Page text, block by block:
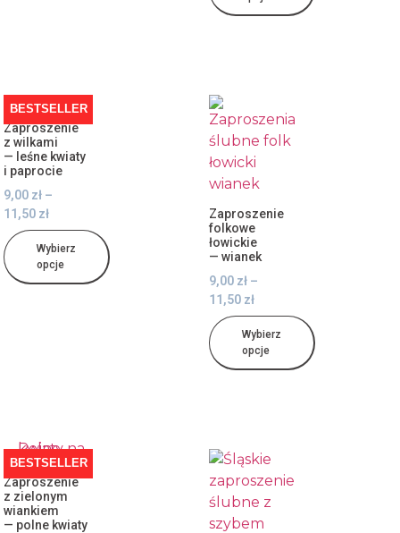
BESTSELLER
Zaproszenie
z wilkami
— leśne kwiaty
i paprocie
9,00 zł –
11,50 zł
Wybierz
opcje
Zaproszenie
folkowe
łowickie
— wianek
9,00 zł –
11,50 zł
Wybierz
opcje
BESTSELLER
Zaproszenie
z zielonym
wiankiem
— polne kwiaty